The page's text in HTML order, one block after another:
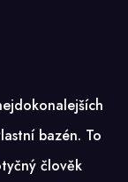
bazén. To
člověk